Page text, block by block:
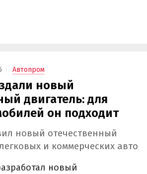
Автопром
новый
двигатель: для
он подходит
новый отечественный
и коммерческих авто
новый